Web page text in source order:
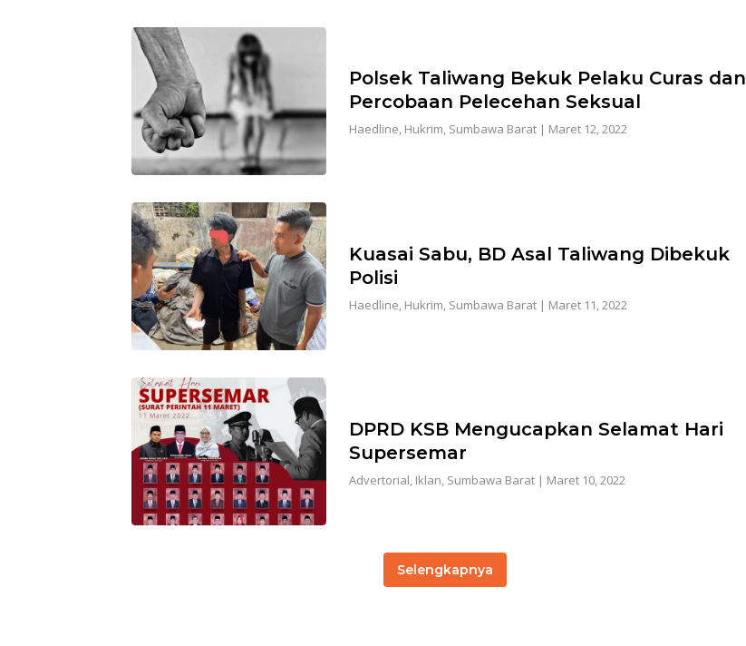
Polsek Taliwang Bekuk Pelaku Curas dan
Percobaan Pelecehan Seksual
Haedline, Hukrim, Sumbawa Barat| Maret 12, 2022
Kuasai Sabu, BD Asal Taliwang Dibekuk
Polisi
Haedline Hukrim Sumbawa Barat| Maret 11, 2022
DPRD KSB Mengucapkan Selamat Hari
Supersemar
Advertorial, Iklan, Sumbawa Barat| Maret 10, 2022
Selengkapnya